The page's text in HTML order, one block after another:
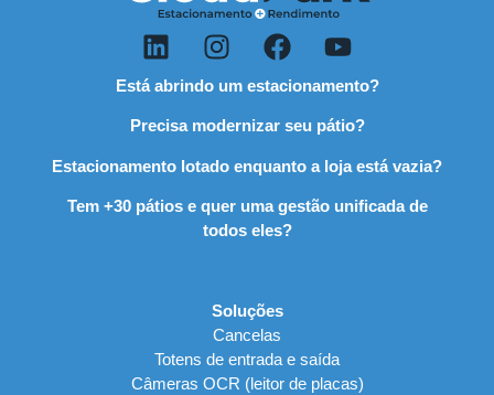
Está abrindo um estacionamento?
Precisa modernizar seu pátio?
Estacionamento lotado enquanto a loja está vazia?
Tem +30 pátios e quer uma gestão unificada de
todos eles?
Soluções
Cancelas
Totens de entrada e saída
Câmeras OCR (leitor de placas)